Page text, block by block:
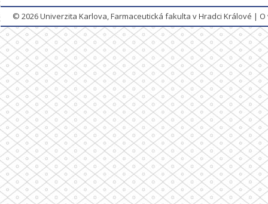
© 2026Univerzita Karlova, Farmaceutická fakulta v Hradci Králové |